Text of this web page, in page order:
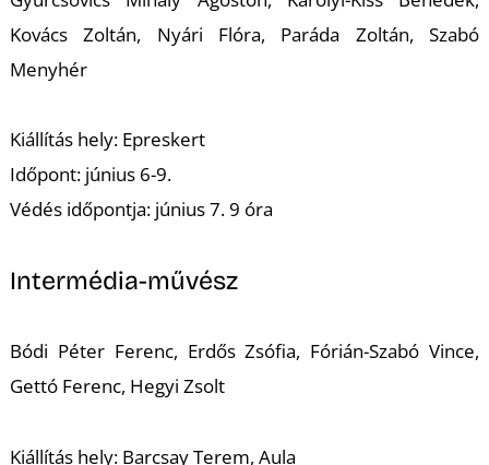
Kovács Zoltán, Nyári Flóra, Paráda Zoltán, Szabó
Menyhér
Kiállítás hely: Epreskert
Időpont: június 6-9.
Védés időpontja: június 7. 9 óra
Intermédia-művész
Bódi Péter Ferenc, Erdős Zsófia, Fórián-Szabó Vince,
Gettó Ferenc, Hegyi Zsolt
Kiállítás hely: Barcsay Terem, Aula